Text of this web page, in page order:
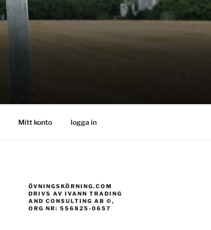
Mitt konto logga in
ÖVNINGSKÖRNING.COM
DRIVS AV IVANN TRADING
AND CONSULTING AB ©,
ORG NR: 556825-0657